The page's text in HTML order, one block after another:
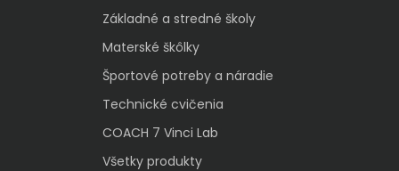
Základné a stredné školy
Materské škôlky
Športové potreby a náradie
Technické cvičenia
COACH 7 Vinci Lab
Všetky produkty